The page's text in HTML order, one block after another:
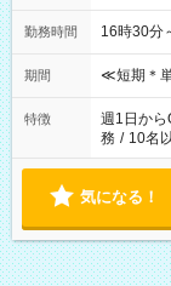
勤務時間 16時30分
期間 ≪短期＊
特徴 週1日から
務 / 10名
気になる！